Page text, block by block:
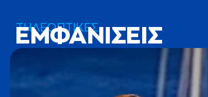
ΤΗΛΕΟΠΤΙΚΕΣ
ΕΜΦΑΝΙΣΕΙΣ